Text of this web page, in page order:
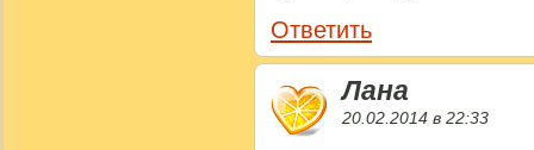
Ответить
Лана
20.02.2014 в 22:33